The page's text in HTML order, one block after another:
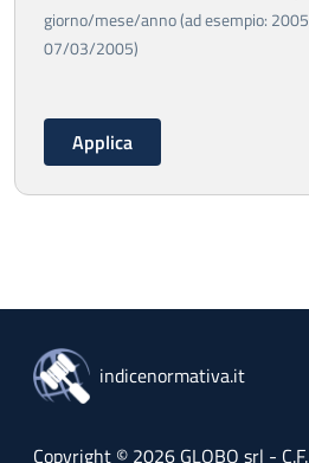
giorno/mese/anno (ad esempio:
07/03/2005)
indicenormativa.it
Copyright © 2026 GLOBO srl -